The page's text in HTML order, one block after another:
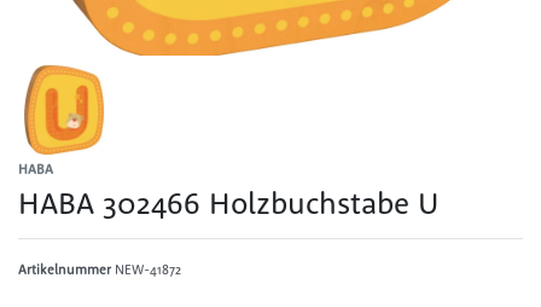
HABA
HABA 302466 Holzbuchstabe U
Artikelnummer NEW-41872